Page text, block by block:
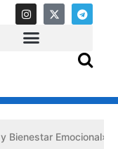
Emocional» ante